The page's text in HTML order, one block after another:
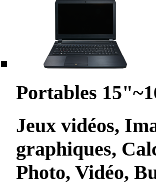
Portables
Jeux vidéos,
graphiques,
Photo, Vidéo,